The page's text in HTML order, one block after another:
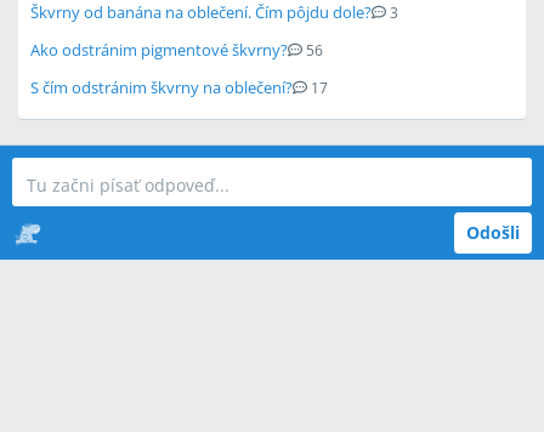
Škvrny od banána na oblečení. Čím pôjdu dole? 3
Ako odstránim pigmentové škvrny? 56
S čím odstránim škvrny na oblečení? 17
Odošli